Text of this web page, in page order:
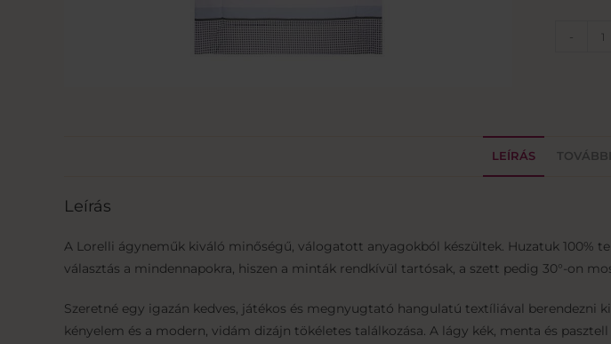
-
LEÍRÁS
Leírás
A Lorelli ágyneműk kiváló minőségű, válogatott anyagokból készültek. Huzatuk 100%
választás a mindennapokra, hiszen a minták rendkívül tartósak, a szett pedig 30°-on
Szeretné egy igazán kedves, játékos és megnyugtató hangulatú textíliával berendezni
kényelem és a modern, vidám dizájn tökéletes találkozása. A lágy kék, menta és